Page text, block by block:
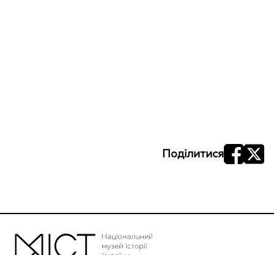
Поділитися